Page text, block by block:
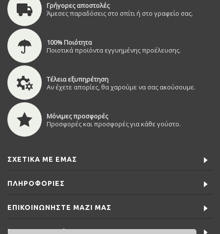
Γρήγορες αποστολές
Άμεσες παραδόσεις στο σπίτι ή στο γραφείο σας.
100% Ποιότητα
Ποιοτικά προϊόντα εγγυημένης προέλευσης.
Τέλεια εξυπηρέτηση
Αν έχετε απορίες, θα χαρούμε να σας ακούσουμε.
Μόνιμες προσφορές
Προσφορές και προσφορές για κάθε γούστο.
ΣΧΕΤΙΚΆ ΜΕ ΕΜΆΣ
ΠΛΗΡΟΦΟΡΊΕΣ
ΕΠΙΚΟΙΝΩΝΉΣΤΕ ΜΑΖΊ ΜΑΣ
ΕΙΔΙΚΈΣ ΠΡΟΣΦΟΡΈΣ